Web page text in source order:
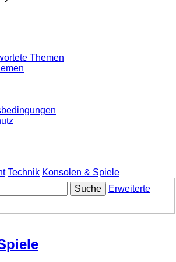
Themen
Technik Konsolen & Spiele
Suche
Erweiterte